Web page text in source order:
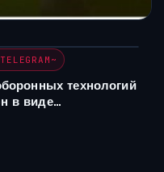
технологий
в виде…